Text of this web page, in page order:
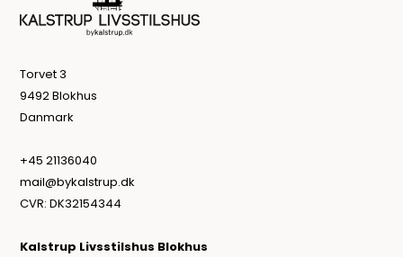
Torvet 3
9492 Blokhus
Danmark
+45 21136040
mail@bykalstrup.dk
CVR: DK32154344
Kalstrup Livsstilshus Blokhus